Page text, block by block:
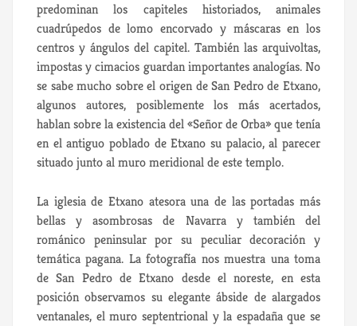
predominan los capiteles historiados, animales
cuadrúpedos de lomo encorvado y máscaras en los
centros y ángulos del capitel. También las arquivoltas,
impostas y cimacios guardan importantes analogías. No
se sabe mucho sobre el origen de San Pedro de Etxano,
algunos autores, posiblemente los más acertados,
hablan sobre la existencia del «Señor de Orba» que tenía
en el antiguo poblado de Etxano su palacio, al parecer
situado junto al muro meridional de este templo.
La iglesia de Etxano atesora una de las portadas más
bellas y asombrosas de Navarra y también del
románico peninsular por su peculiar decoración y
temática pagana. La fotografía nos muestra una toma
de San Pedro de Etxano desde el noreste, en esta
posición observamos su elegante ábside de alargados
ventanales, el muro septentrional y la espadaña que se